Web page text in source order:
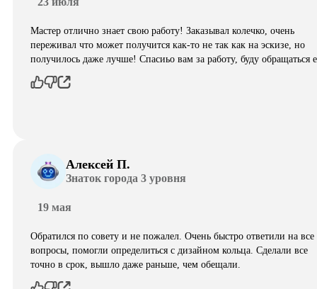
Мастер отлично знает свою работу! Заказывал колечко, очень
переживал что может получится как-то не так как на эскизе, но
получилось даже лучше! Спасиьо вам за работу, буду обращаться
Алексей П.
Знаток города 3 уровня
19 мая
Обратился по совету и не пожалел. Очень быстро ответили на все
вопросы, помогли определиться с дизайном кольца. Сделали все
точно в срок, вышло даже раньше, чем обещали.